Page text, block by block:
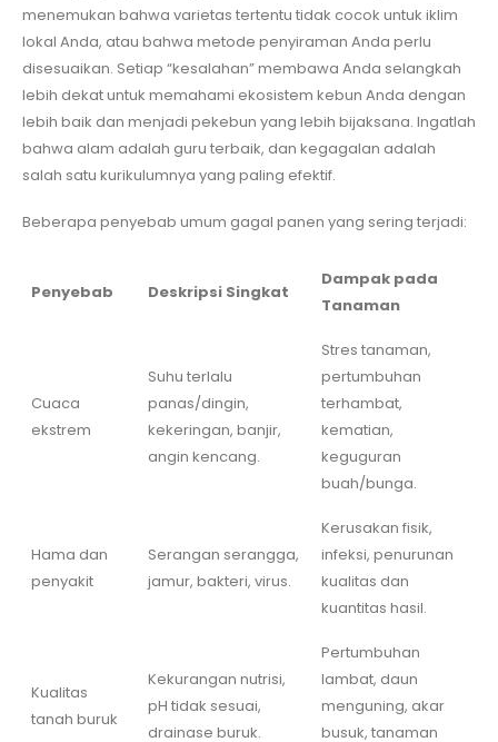
menemukan bahwa varietas tertentu tidak cocok untuk iklim
lokal Anda, atau bahwa metode penyiraman Anda perlu
disesuaikan. Setiap “kesalahan” membawa Anda selangkah
lebih dekat untuk memahami ekosistem kebun Anda dengan
lebih baik dan menjadi pekebun yang lebih bijaksana. Ingatlah
bahwa alam adalah guru terbaik, dan kegagalan adalah
salah satu kurikulumnya yang paling efektif.
Beberapa penyebab umum gagal panen yang sering terjadi:
Penyebab Deskripsi Singkat
Dampak pada
Tanaman
Cuaca
ekstrem
Suhu terlalu
panas/dingin,
kekeringan, banjir,
angin kencang.
Stres tanaman,
pertumbuhan
terhambat,
kematian,
keguguran
buah/bunga.
Hama dan
penyakit
Serangan serangga,
jamur, bakteri, virus.
Kerusakan fisik,
infeksi, penurunan
kualitas dan
kuantitas hasil.
Kualitas
tanah buruk
Kekurangan nutrisi,
pH tidak sesuai,
drainase buruk.
Pertumbuhan
lambat, daun
menguning, akar
busuk, tanaman